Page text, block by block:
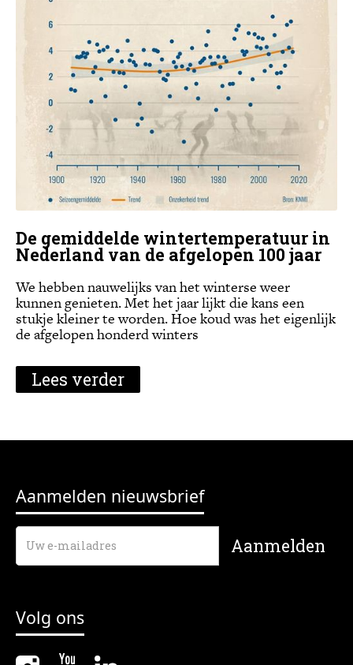
De gemiddelde wintertemperatuur in
Nederland van de afgelopen 100 jaar
We hebben nauwelijks van het winterse weer
kunnen genieten. Met het jaar lijkt die kans een
stukje kleiner te worden. Hoe koud was het eigenlijk
de afgelopen honderd winters
Lees verder
Aanmelden nieuwsbrief
Volg ons